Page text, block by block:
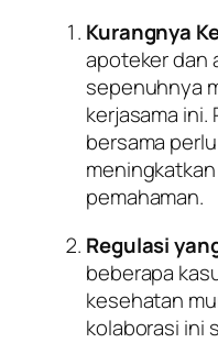
Kurangnya
apoteker dan
sepenuhnya
kerjasama
bersama
pemahaman.
Regulasi
beberapa
kesehatan
kolaborasi ini